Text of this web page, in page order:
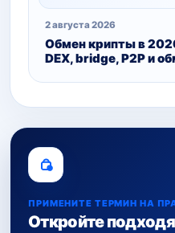
2 августа 2026
Обмен крипты в
DEX, bridge, P2P и
ПРИМЕНИТЕ ТЕРМИН НА
Откройте